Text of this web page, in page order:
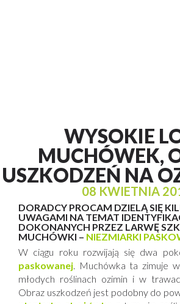
WYSOKIE
MUCHÓWEK,
USZKODZEŃ NA
08 KWIETNIA
DORADCY PROCAM DZIELĄ SIĘ
UWAGAMI NA TEMAT
DOKONANYCH PRZEZ LARWĘ
MUCHÓWKI – NIEZMIARKI
W ciągu roku rozwijają się dwa
paskowanej. Muchówka ta zimuje
młodych roślinach ozimin i w
Obraz uszkodzeń jest podobny do